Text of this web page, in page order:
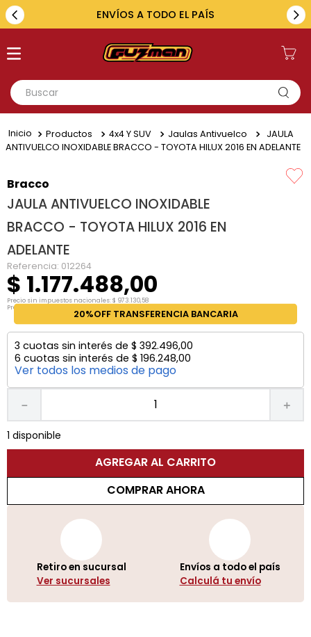
ENVÍOS A TODO EL PAÍS
Buscar
1.
toyota
Productos 4x4 Y SUV Jaulas Antivuelco
JAULA
ANTIVUELCO INOXIDABLE BRACCO - TOYOTA HILUX 2016 EN ADELANTE
Bracco
JAULA ANTIVUELCO INOXIDABLE
BRACCO - TOYOTA HILUX 2016 EN
ADELANTE
Referencia: 012264
$ 1.177.488,00
Precio sin impuestos nacionales:$ 973.130,58
Precio por unidad:
20%OFF TRANSFERENCIA BANCARIA
3 cuotas sin interés de $ 392.496,00
6 cuotas sin interés de $ 196.248,00
Ver todos los medios de pago
＋
－
1 disponible
AGREGAR AL CARRITO
COMPRAR AHORA
Retiro en sucursal
Ver sucursales
Envíos a todo el país
Calculá tu envío